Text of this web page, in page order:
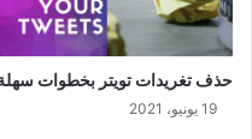
حذف تغريدات تويتر بخطوات
19 يونيو، 2021